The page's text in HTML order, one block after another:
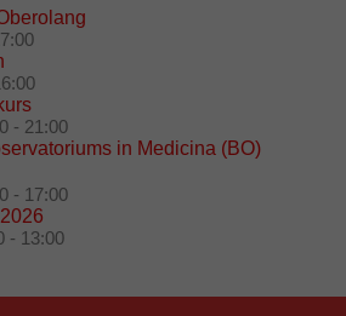
- 21:00
in Medicina (BO)
- 17:00
- 13:00